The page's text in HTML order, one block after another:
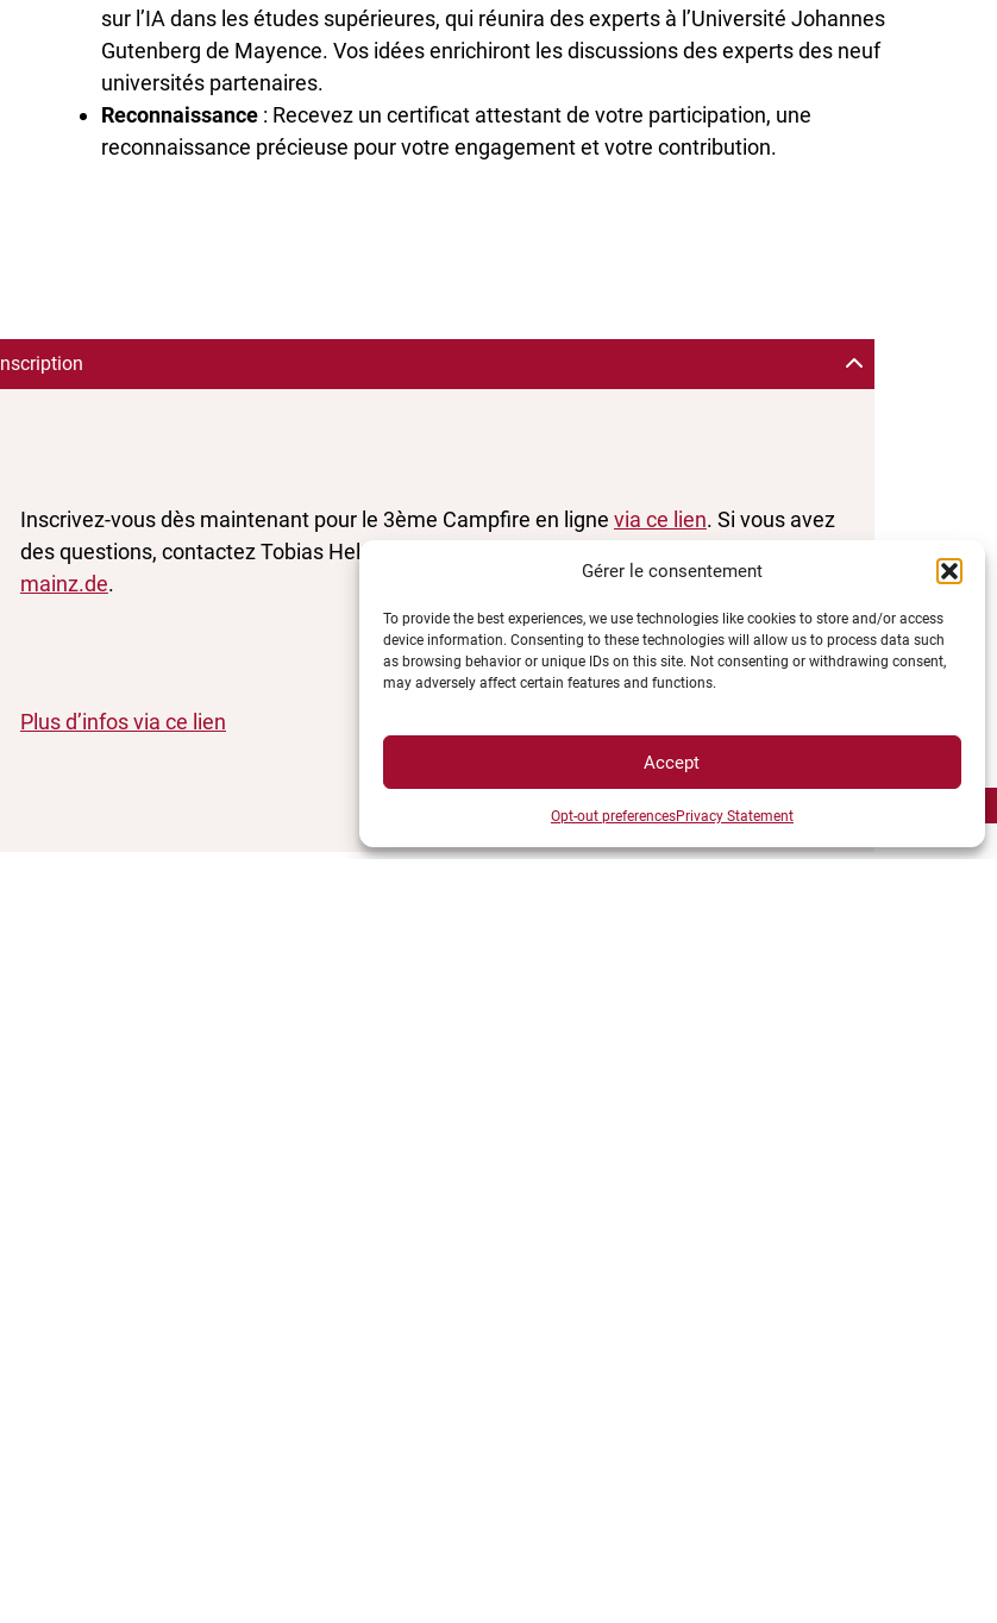
Gérer le consentement
To provide the best experiences, we use technologies like cookies to store and/or access
device information. Consenting to these technologies will allow us to process data such
as browsing behavior or unique IDs on this site. Not consenting or withdrawing consent,
may adversely affect certain features and functions.
Accept
Opt-out preferencesPrivacy Statement
sur l’IA dans les études supérieures, qui réunira des experts à l’Université Johannes
Gutenberg de Mayence. Vos idées enrichiront les discussions des experts des neuf
universités partenaires.
Reconnaissance : Recevez un certificat attestant de votre participation, une
reconnaissance précieuse pour votre engagement et votre contribution.
Inscription
Inscrivez-vous dès maintenant pour le 3ème Campfire en ligne via ce lien. Si vous avez
des questions, contactez Tobias Helms à l’Université JGU de Mayence à
mainz.de.
Plus d’infos via ce lien